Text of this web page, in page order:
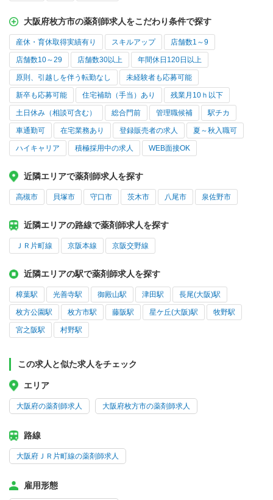
大阪府枚方市の薬剤師求人をこだわり条件で探す
産休・育休取得実績有り スキルアップ 店舗数1～9
店舗数10～29 店舗数30以上 年間休日120日以上
原則、引越しを伴う転勤なし 未経験者も応募可能
新卒も応募可能 住宅補助（手当）あり 残業月10ｈ以下
土日休み（相談可含む） 総合門前 管理職候補 駅チカ
車通勤可 在宅業務あり 登録販売者の求人 夏～秋入職可
ハイキャリア 積極採用中の求人 WEB面接OK
近隣エリアで薬剤師求人を探す
高槻市 貝塚市 守口市 茨木市 八尾市 泉佐野市
近隣エリアの路線で薬剤師求人を探す
ＪＲ片町線 京阪本線 京阪交野線
近隣エリアの駅で薬剤師求人を探す
樟葉駅 光善寺駅 御殿山駅 津田駅 長尾(大阪)駅
枚方公園駅 枚方市駅 藤阪駅 星ケ丘(大阪)駅 牧野駅
宮之阪駅 村野駅
この求人と似た求人をチェック
エリア
大阪府の薬剤師求人 大阪府枚方市の薬剤師求人
路線
大阪府ＪＲ片町線の薬剤師求人
雇用形態